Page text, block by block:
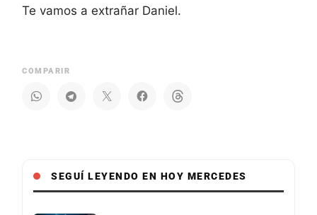
Te vamos a extrañar Daniel.
COMPARIR
SEGUÍ LEYENDO EN HOY MERCEDES